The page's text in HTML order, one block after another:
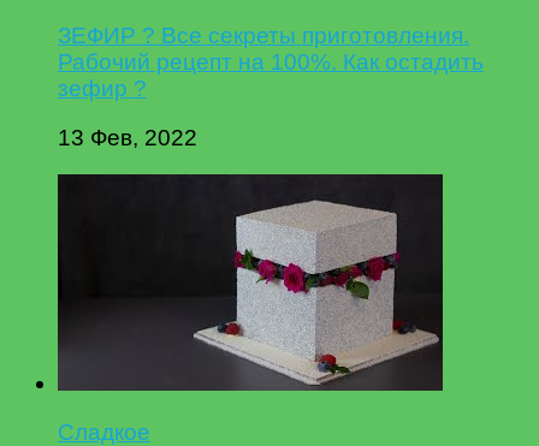
ЗЕФИР ? Все секреты приготовления.
Рабочий рецепт на 100%. Как остадить
зефир ?
13 Фев, 2022
Сладкое